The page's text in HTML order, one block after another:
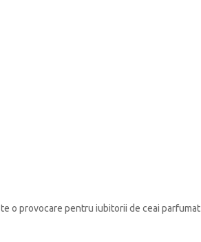
o provocare pentru iubitorii de ceai parfumat